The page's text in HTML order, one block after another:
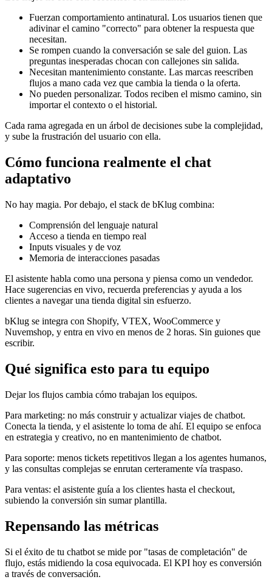
Fuerzan comportamiento antinatural. Los usuarios tienen que
adivinar el camino "correcto" para obtener la respuesta que
necesitan.
Se rompen cuando la conversación se sale del guion. Las
preguntas inesperadas chocan con callejones sin salida.
Necesitan mantenimiento constante. Las marcas reescriben
flujos a mano cada vez que cambia la tienda o la oferta.
No pueden personalizar. Todos reciben el mismo camino, sin
importar el contexto o el historial.
Cada rama agregada en un árbol de decisiones sube la complejidad,
y sube la frustración del usuario con ella.
Cómo funciona realmente el chat
adaptativo
No hay magia. Por debajo, el stack de bKlug combina:
Comprensión del lenguaje natural
Acceso a tienda en tiempo real
Inputs visuales y de voz
Memoria de interacciones pasadas
El asistente habla como una persona y piensa como un vendedor.
Hace sugerencias en vivo, recuerda preferencias y ayuda a los
clientes a navegar una tienda digital sin esfuerzo.
bKlug se integra con Shopify, VTEX, WooCommerce y
Nuvemshop, y entra en vivo en menos de 2 horas. Sin guiones que
escribir.
Qué significa esto para tu equipo
Dejar los flujos cambia cómo trabajan los equipos.
Para marketing: no más construir y actualizar viajes de chatbot.
Conecta la tienda, y el asistente lo toma de ahí. El equipo se enfoca
en estrategia y creativo, no en mantenimiento de chatbot.
Para soporte: menos tickets repetitivos llegan a los agentes humanos,
y las consultas complejas se enrutan certeramente vía traspaso.
Para ventas: el asistente guía a los clientes hasta el checkout,
subiendo la conversión sin sumar plantilla.
Repensando las métricas
Si el éxito de tu chatbot se mide por "tasas de completación" de
flujo, estás midiendo la cosa equivocada. El KPI hoy es conversión
a través de conversación.